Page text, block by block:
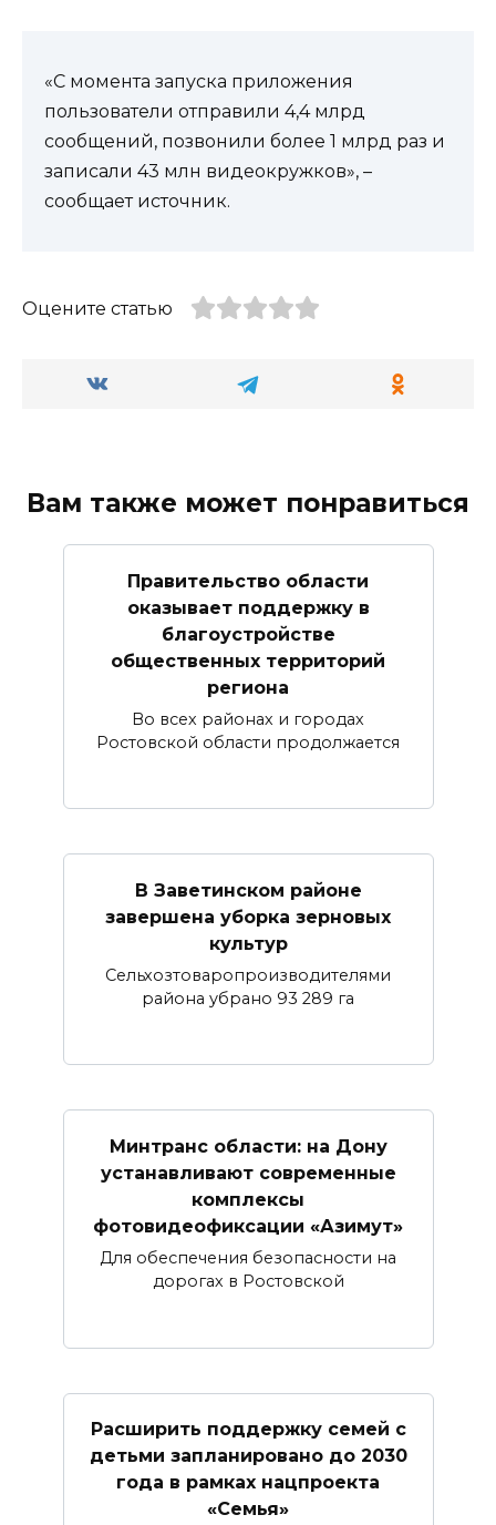
«С момента запуска приложения
пользователи отправили 4,4 млрд
сообщений, позвонили более 1 млрд раз и
записали 43 млн видеокружков», –
сообщает источник.
Оцените статью
Вам также может понравиться
Правительство области
оказывает поддержку в
благоустройстве
общественных территорий
региона
Во всех районах и городах
Ростовской области продолжается
В Заветинском районе
завершена уборка зерновых
культур
Сельхозтоваропроизводителями
района убрано 93 289 га
Минтранс области: на Дону
устанавливают современные
комплексы
фотовидеофиксации «Азимут»
Для обеспечения безопасности на
дорогах в Ростовской
Расширить поддержку семей с
детьми запланировано до 2030
года в рамках нацпроекта
«Семья»